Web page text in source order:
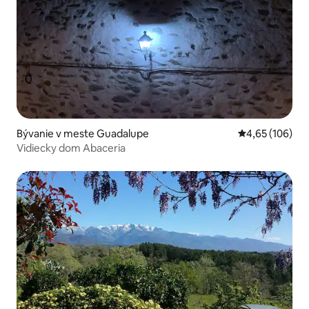
Bývanie v meste Guadalupe Priemerné
4,65 (106)
Vidiecky dom Abaceria